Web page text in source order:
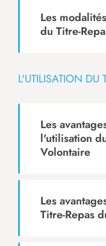
Les
du Titre-
L'UTILISATION DU
Les
l'utilisation
Volontaire
Les
Titre-Repas